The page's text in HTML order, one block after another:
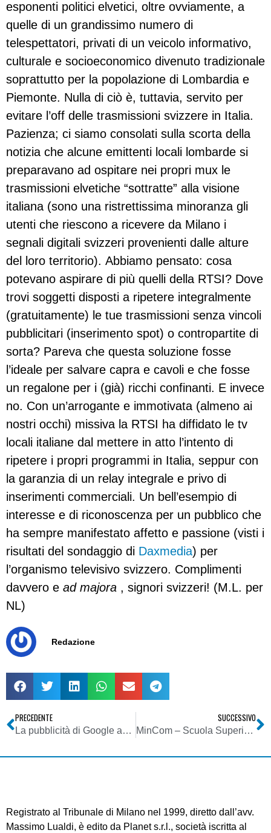
esponenti politici elvetici, oltre ovviamente, a
quelle di un grandissimo numero di
telespettatori, privati di un veicolo informativo,
culturale e socioeconomico divenuto tradizionale
soprattutto per la popolazione di Lombardia e
Piemonte. Nulla di ciò è, tuttavia, servito per
evitare l’off delle trasmissioni svizzere in Italia.
Pazienza; ci siamo consolati sulla scorta della
notizia che alcune emittenti locali lombarde si
preparavano ad ospitare nei propri mux le
trasmissioni elvetiche “sottratte” alla visione
italiana (sono una ristrettissima minoranza gli
utenti che riescono a ricevere da Milano i
segnali digitali svizzeri provenienti dalle alture
del loro territorio). Abbiamo pensato: cosa
potevano aspirare di più quelli della RTSI? Dove
trovi soggetti disposti a ripetere integralmente
(gratuitamente) le tue trasmissioni senza vincoli
pubblicitari (inserimento spot) o contropartite di
sorta? Pareva che questa soluzione fosse
l’ideale per salvare capra e cavoli e che fosse
un regalone per i (già) ricchi confinanti. E invece
no. Con un’arrogante e immotivata (almeno ai
nostri occhi) missiva la RTSI ha diffidato le tv
locali italiane dal mettere in atto l’intento di
ripetere i propri programmi in Italia, seppur con
la garanzia di un relay integrale e privo di
inserimenti commerciali. Un bell’esempio di
interesse e di riconoscenza per un pubblico che
ha sempre manifestato affetto e passione (visti i
risultati del sondaggio di Daxmedia) per
l’organismo televisivo svizzero. Complimenti
davvero e ad majora , signori svizzeri! (M.L. per
NL)
Redazione
PRECEDENTE
La pubblicità di Google anche nell’etere
SUCCESSIVO
MinCom – Scuola Superiore di Specializzazione in Telecomunicazioni – Corso di Specializzazione in ICT e QoS
Registrato al Tribunale di Milano nel 1999, diretto dall’avv.
Massimo Lualdi, è edito da Planet s.r.l., società iscritta al